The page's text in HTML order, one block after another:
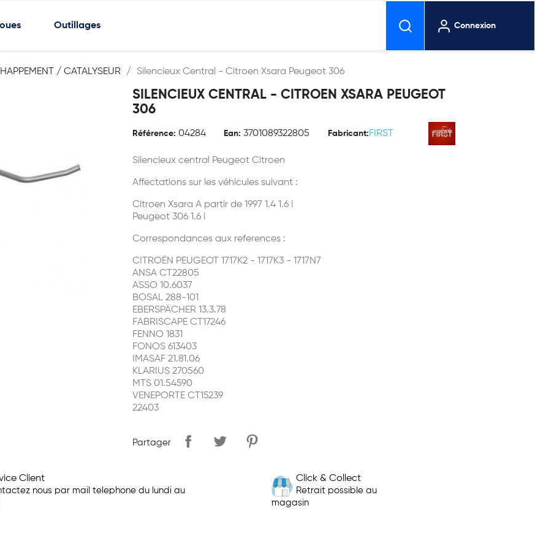
Outillages Connexion
/ CATALYSEUR Silencieux Central - Citroen Xsara Peugeot 306
SILENCIEUX CENTRAL - CITROEN XSARA PEUGEOT
306
Référence: 04284 Ean: 3701089322805 Fabricant: FIRST
Silencieux central Peugeot Citroen
Affectations sur les véhicules suivant :
Citroen Xsara A partir de 1997 1.4 1.6 i
Peugeot 306 1.6 i
Correspondances aux references :
CITROËN PEUGEOT 1717K2 - 1717K3 - 1717N7
ANSA CT22805
ASSO 10.6037
BOSAL 288-101
EBERSPÄCHER 13.3.78
FABRISCAPE CT17246
FENNO 1831
FONOS 613403
IMASAF 21.81.06
KLARIUS 270560
MTS 01.54590
VENEPORTE CT15239
22403
Partager
Client
nous par mail telephone du lundi au
Click & Collect
Retrait possible au
magasin